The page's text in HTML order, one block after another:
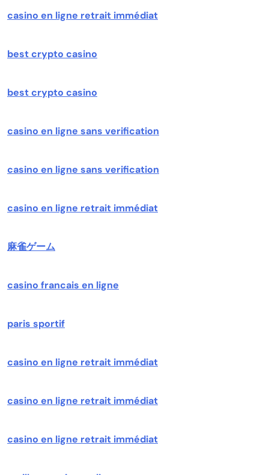
casino en ligne retrait immédiat
best crypto casino
best crypto casino
casino en ligne sans verification
casino en ligne sans verification
casino en ligne retrait immédiat
麻雀ゲーム
casino francais en ligne
paris sportif
casino en ligne retrait immédiat
casino en ligne retrait immédiat
casino en ligne retrait immédiat